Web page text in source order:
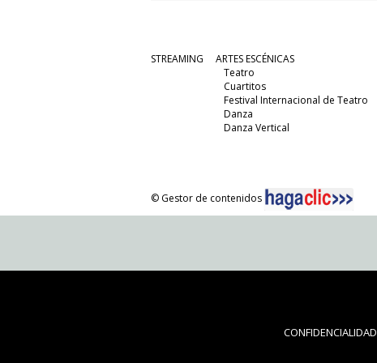
STREAMING
ARTES ESCÉNICAS
Teatro
Cuartitos
Festival Internacional de Teatro
Danza
Danza Vertical
© Gestor de contenidos
CONFIDENCIALIDAD